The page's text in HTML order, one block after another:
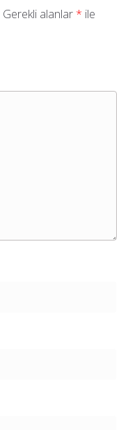
Gerekli alanlar * ile